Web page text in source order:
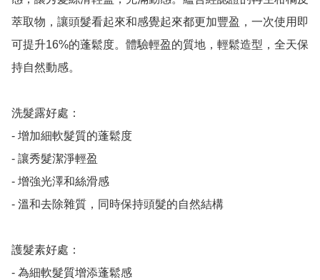
萃取物，讓頭髮看起來和感覺起來都更加豐盈，一次使用即
可提升16%的蓬鬆度。體驗輕盈的質地，輕鬆造型，全天保
持自然動感。
洗髮露好處：
- 增加細軟髮質的蓬鬆度
- 讓秀髮潔淨輕盈
- 增強光澤和絲滑感
- 溫和去除雜質，同時保持頭髮的自然結構
護髮素好處：
- 為細軟髮質增添蓬鬆感